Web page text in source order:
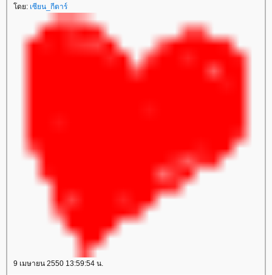
ดย: เซียน_กีตาร์
9 เมษายน 2550 13:59:54 น.